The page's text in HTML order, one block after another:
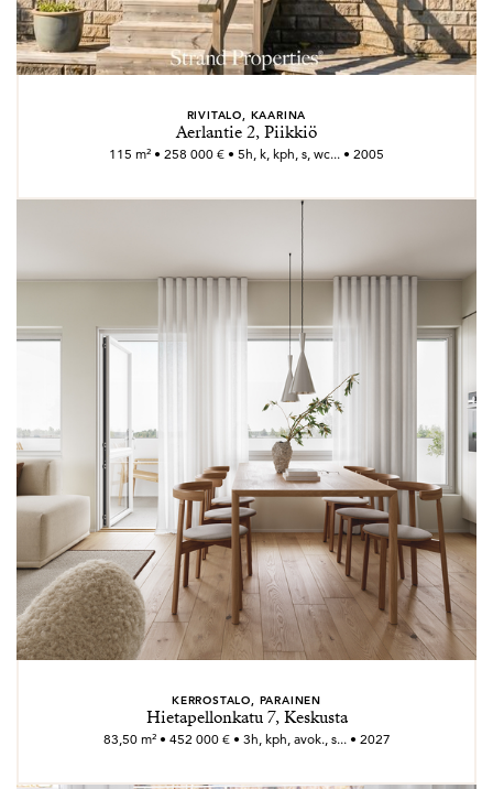
RIVITALO, KAARINA
Aerlantie 2, Piikkiö
115 m² • 258 000 € • 5h, k, kph, s, wc... • 2005
KERROSTALO, PARAINEN
Hietapellonkatu 7, Keskusta
83,50 m² • 452 000 € • 3h, kph, avok., s... • 2027